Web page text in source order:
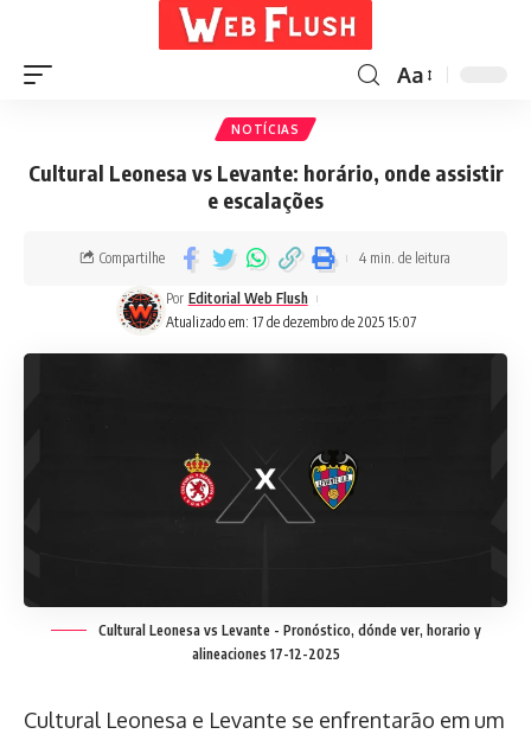
Aa
NOTÍCIAS
Cultural Leonesa vs Levante: horário, onde assistir
e escalações
Atualizado em: 17 de dezembro de 2025 15:07
Por Editorial Web Flush
Compartilhe 4 min. de leitura
Cultural Leonesa vs Levante - Pronóstico, dónde ver, horario y
alineaciones 17-12-2025
Cultural Leonesa e Levante se enfrentarão em um